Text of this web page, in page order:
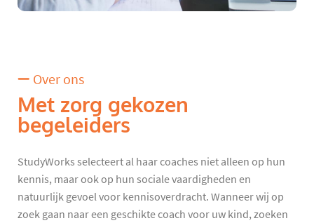
Over ons
Met zorg gekozen
begeleiders
StudyWorks selecteert al haar coaches niet alleen op hun
kennis, maar ook op hun sociale vaardigheden en
natuurlijk gevoel voor kennisoverdracht. Wanneer wij op
zoek gaan naar een geschikte coach voor uw kind, zoeken